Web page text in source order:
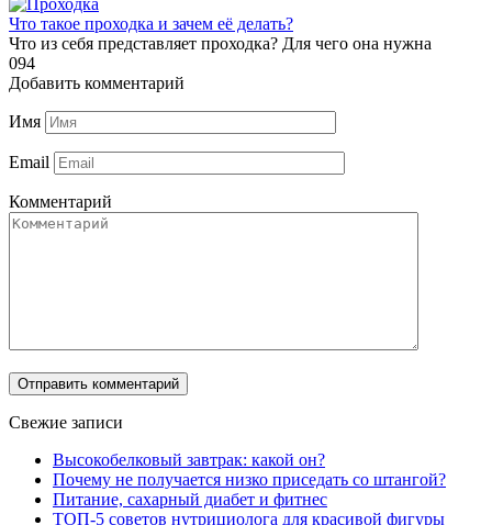
Что такое проходка и зачем её делать?
Что из себя представляет проходка? Для чего она нужна
094
Добавить комментарий
Имя
Email
Комментарий
Свежие записи
Высокобелковый завтрак: какой он?
Почему не получается низко приседать со штангой?
Питание, сахарный диабет и фитнес
ТОП-5 советов нутрициолога для красивой фигуры